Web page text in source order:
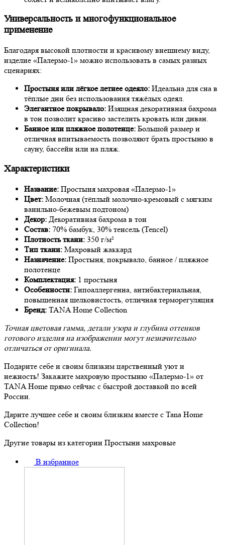
Универсальность и многофункциональное
применение
Благодаря высокой плотности и красивому внешнему виду,
изделие «Палермо-1» можно использовать в самых разных
сценариях:
Простыня или лёгкое летнее одеяло: Идеальна для сна в
тёплые дни без использования тяжёлых одеял.
Элегантное покрывало: Изящная декоративная бахрома
в тон позволит красиво застелить кровать или диван.
Банное или пляжное полотенце: Большой размер и
отличная впитываемость позволяют брать простыню в
сауну, бассейн или на пляж.
Характеристики
Название: Простыня махровая «Палермо-1»
Цвет: Молочная (тёплый молочно-кремовый с мягким
ванильно-бежевым подтоном)
Декор: Декоративная бахрома в тон
Состав: 70% бамбук, 30% тенсель (Tencel)
Плотность ткани: 350 г/м²
Тип ткани: Махровый жаккард
Назначение: Простыня, покрывало, банное / пляжное
полотенце
Комплектация: 1 простыня
Особенности: Гипоаллергенна, антибактериальная,
повышенная шелковистость, отличная терморегуляция
Бренд: TANA Home Collection
Точная цветовая гамма, детали узора и глубина оттенков
готового изделия на изображении могут незначительно
отличаться от оригинала.
Подарите себе и своим близким царственный уют и
нежность! Закажите махровую простыню «Палермо-1» от
TANA Home прямо сейчас с быстрой доставкой по всей
России.
Дарите лучшее себе и своим близким вместе с Tana Home
Collection!
Другие товары из категории Простыни махровые
В избранное